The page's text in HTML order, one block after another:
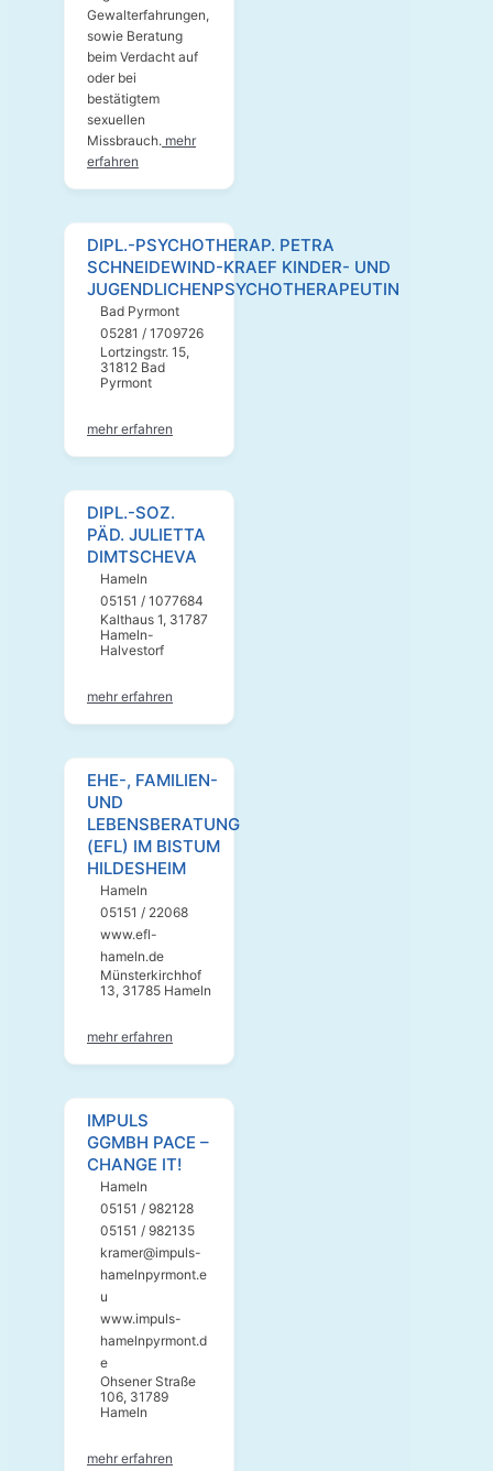
Gewalterfahrungen,
sowie Beratung
beim Verdacht auf
oder bei
bestätigtem
sexuellen
Missbrauch. mehr
erfahren
DIPL.-PSYCHOTHERAP. PETRA
SCHNEIDEWIND-KRAEF KINDER- UND
JUGENDLICHENPSYCHOTHERAPEUTIN
Bad Pyrmont
05281 / 1709726
Lortzingstr. 15,
31812 Bad
Pyrmont
mehr erfahren
DIPL.-SOZ.
PÄD. JULIETTA
DIMTSCHEVA
Hameln
05151 / 1077684
Kalthaus 1, 31787
Hameln-
Halvestorf
mehr erfahren
EHE-, FAMILIEN-
UND
LEBENSBERATUNG
(EFL) IM BISTUM
HILDESHEIM
Hameln
05151 / 22068
www.efl-
hameln.de
Münsterkirchhof
13, 31785 Hameln
mehr erfahren
IMPULS
GGMBH PACE –
CHANGE IT!
Hameln
05151 / 982128
05151 / 982135
kramer@impuls-
hamelnpyrmont.e
u
www.impuls-
hamelnpyrmont.d
e
Ohsener Straße
106, 31789
Hameln
mehr erfahren